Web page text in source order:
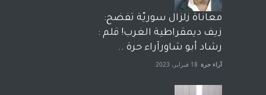
معاناة زلزال سوريّة تفضح:
زيف ديمقراطية الغرب! قلم :
رشاد أبو شاورآراء حرة ..
آراء حرة 18 فبراير، 2023